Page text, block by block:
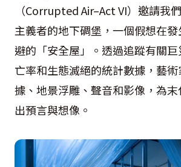
（Corrupted Air–Act VI）邀請我
主義者的地下碉堡，一個假想在
避的「安全屋」。透過追蹤有關
亡率和生態滅絕的統計數據，藝
據、地景浮雕、聲音和影像，為
出預言與想像。